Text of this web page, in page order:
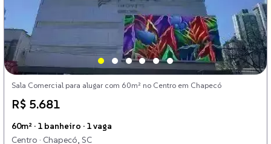
Sala Comercial para alugar com 60m² no Centro em Chapecó
R$ 5.681
60m² · 1 banheiro · 1 vaga
Centro · Chapecó, SC